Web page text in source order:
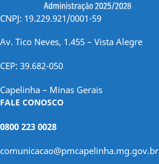
CNPJ: 19.229.921/0001-59
Av. Tico Neves, 1.455 – Vista Alegre
CEP: 39.682-050
Capelinha – Minas Gerais
FALE CONOSCO
0800 223 0028
comunicacao@pmcapelinha.mg.gov.br